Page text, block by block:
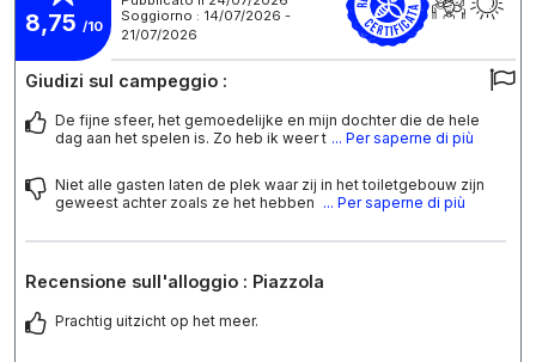
8,75 /10
Soggiorno : 14/07/2026 -
21/07/2026
Giudizi sul campeggio :
De fijne sfeer, het gemoedelijke en mijn dochter die de hele
dag aan het spelen is. Zo heb ik weer t ... Per saperne di più
Niet alle gasten laten de plek waar zij in het toiletgebouw zijn
geweest achter zoals ze het hebben ... Per saperne di più
Recensione sull'alloggio : Piazzola
Prachtig uitzicht op het meer.